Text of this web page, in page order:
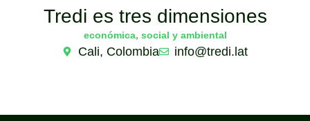
Tredi es tres dimensiones
económica, social y ambiental
Cali, Colombia info@tredi.lat